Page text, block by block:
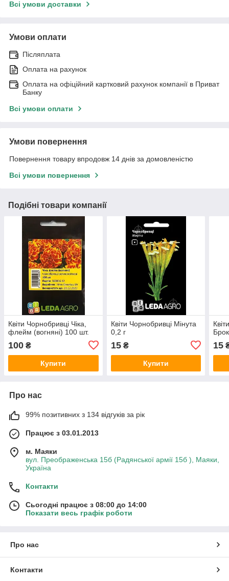
Всі умови доставки
Умови оплати
Післяплата
Оплата на рахунок
Оплата на офіційний картковий рахунок компанії в Приват
Банку
Всі умови оплати
Умови повернення
Повернення товару впродовж 14 днів за домовленістю
Всі умови повернення
Подібні товари компанії
Квіти Чорнобривці Чіка,
флейм (вогняні) 100 шт.
100 ₴
Купити
Квіти Чорнобривці Мінута
0,2 г
15₴
Купити
15
Про нас
99% позитивних з 134 відгуків за рік
Працює з 03.01.2013
м. Маяки
вул. Преображенська 15б (Радянської армії 15б ), Маяки,
Україна
Контакти
Сьогодні працює з 08:00 до 14:00
Показати весь графік роботи
Про нас
Контакти